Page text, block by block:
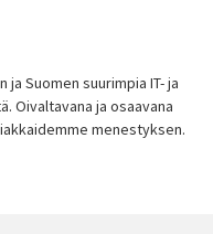
ja Suomen suurimpia IT- ja
Oivaltavana ja osaavana
menestyksen.